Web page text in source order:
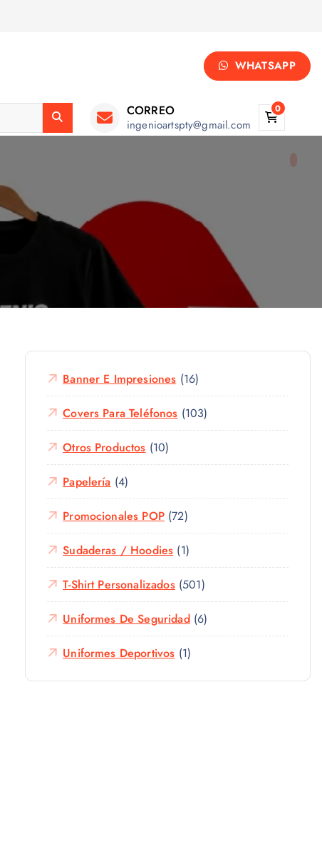
WHATSAPP
CORREO
ingenioartspty@gmail.com
0
Banner E Impresiones (16)
Covers Para Teléfonos (103)
Otros Productos (10)
Papelería (4)
Promocionales POP(72)
Sudaderas / Hoodies (1)
T-Shirt Personalizados(501)
Uniformes De Seguridad(6)
Uniformes Deportivos (1)